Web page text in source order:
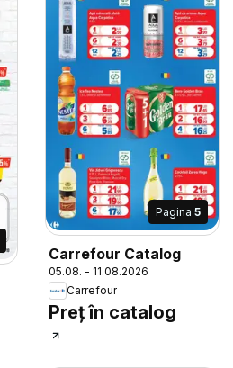
Pagina 5
Carrefour Catalog
05.08. - 11.08.2026
Carrefour
Preț în catalog